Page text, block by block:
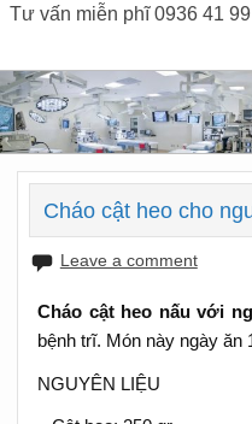
Tư vấn miễn phĩ 0936 41
Cháo cật heo cho
Leave a comment
Cháo cật heo nấu với
bệnh trĩ. Món này ngày ăn
NGUYÊN LIỆU